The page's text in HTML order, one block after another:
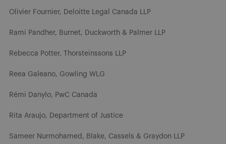
Olivier Fournier, Deloitte Legal Canada LLP
Rami Pandher, Burnet, Duckworth & Palmer LLP
Rebecca Potter, Thorsteinssons LLP
Reea Galeano, Gowling WLG
Rémi Danylo, PwC Canada
Rita Araujo, Department of Justice
Sameer Nurmohamed, Blake, Cassels & Graydon LLP